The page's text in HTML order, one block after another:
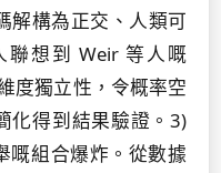
解構為正交、人類可
想到 Weir 等人嘅
度獨立性，令概率空
得到結果驗證。3)
嘅組合爆炸。從數據